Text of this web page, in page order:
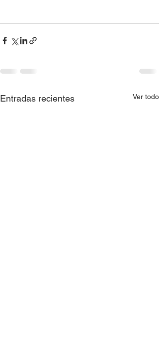
Entradas recientes Ver todo